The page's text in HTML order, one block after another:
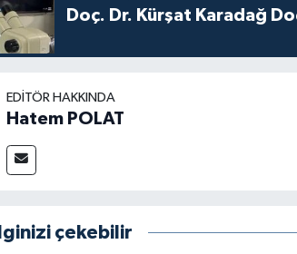
Doç. Dr. Kürşat Karadağ
EDITÖR HAKKINDA
Hatem POLAT
çekebilir